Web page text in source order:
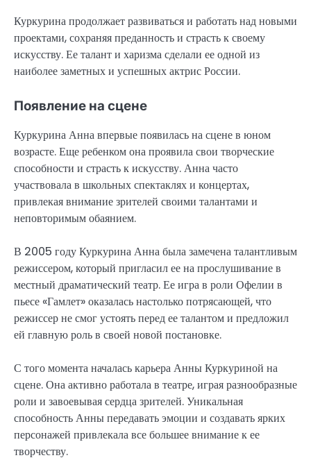
Куркурина продолжает развиваться и работать над новыми
проектами, сохраняя преданность и страсть к своему
искусству. Ее талант и харизма сделали ее одной из
наиболее заметных и успешных актрис России.
Появление на сцене
Куркурина Анна впервые появилась на сцене в юном
возрасте. Еще ребенком она проявила свои творческие
способности и страсть к искусству. Анна часто
участвовала в школьных спектаклях и концертах,
привлекая внимание зрителей своими талантами и
неповторимым обаянием.
В 2005 году Куркурина Анна была замечена талантливым
режиссером, который пригласил ее на прослушивание в
местный драматический театр. Ее игра в роли Офелии в
пьесе «Гамлет» оказалась настолько потрясающей, что
режиссер не смог устоять перед ее талантом и предложил
ей главную роль в своей новой постановке.
С того момента началась карьера Анны Куркуриной на
сцене. Она активно работала в театре, играя разнообразные
роли и завоевывая сердца зрителей. Уникальная
способность Анны передавать эмоции и создавать ярких
персонажей привлекала все большее внимание к ее
творчеству.